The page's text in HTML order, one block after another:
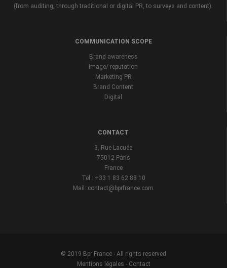
(from auditing, through traditional or digital PR, to surveys and content).
COMMUNICATION SCOPE
Brand awareness
Image/ reputation
Marketing PR
Brand Content
Digital
CONTACT
3, Rue Lacuée
75012 Paris
France
Tel : +33 1 83 62 88 10
Mail: contact@bprfrance.com
© 2019 Bpr France - All rights reserved
Mentions légales - Contact